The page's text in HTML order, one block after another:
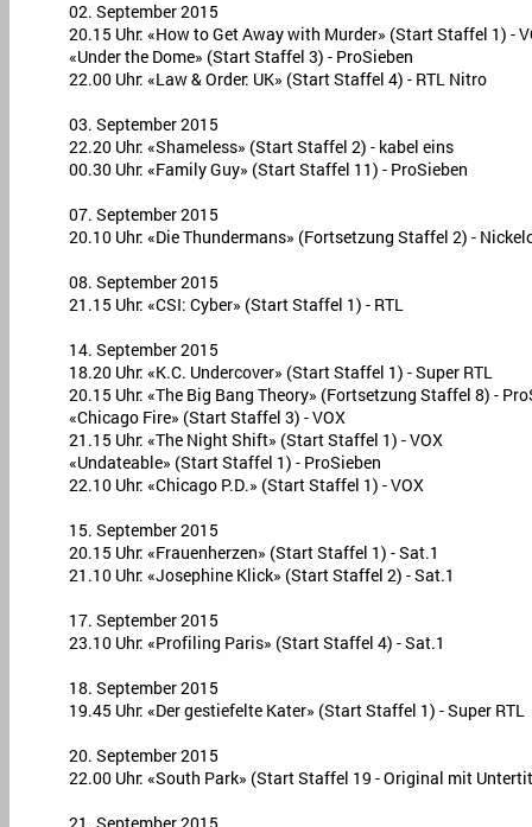
02. September 2015
20.15 Uhr: «How to Get Away with Murder» (Start Staffel 1) -
«Under the Dome» (Start Staffel 3) - ProSieben
22.00 Uhr: «Law & Order: UK» (Start Staffel 4) - RTL Nitro
03. September 2015
22.20 Uhr: «Shameless» (Start Staffel 2) - kabel eins
00.30 Uhr: «Family Guy» (Start Staffel 11) - ProSieben
07. September 2015
20.10 Uhr: «Die Thundermans» (Fortsetzung Staffel 2) -
08. September 2015
21.15 Uhr: «CSI: Cyber» (Start Staffel 1) - RTL
14. September 2015
18.20 Uhr: «K.C. Undercover» (Start Staffel 1) - Super RTL
20.15 Uhr: «The Big Bang Theory» (Fortsetzung Staffel 8) -
«Chicago Fire» (Start Staffel 3) - VOX
21.15 Uhr: «The Night Shift» (Start Staffel 1) - VOX
«Undateable» (Start Staffel 1) - ProSieben
22.10 Uhr: «Chicago P.D.» (Start Staffel 1) - VOX
15. September 2015
20.15 Uhr: «Frauenherzen» (Start Staffel 1) - Sat.1
21.10 Uhr: «Josephine Klick» (Start Staffel 2) - Sat.1
17. September 2015
23.10 Uhr: «Profiling Paris» (Start Staffel 4) - Sat.1
18. September 2015
19.45 Uhr: «Der gestiefelte Kater» (Start Staffel 1) - Super RTL
20. September 2015
22.00 Uhr: «South Park» (Start Staffel 19 - Original mit